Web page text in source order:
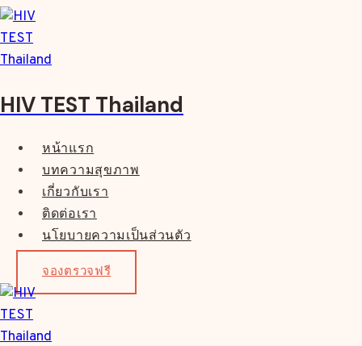
Skip
to
content
HIV TEST Thailand
หน้าแรก
บทความสุขภาพ
เกี่ยวกับเรา
ติดต่อเรา
นโยบายความเป็นส่วนตัว
จองตรวจฟรี